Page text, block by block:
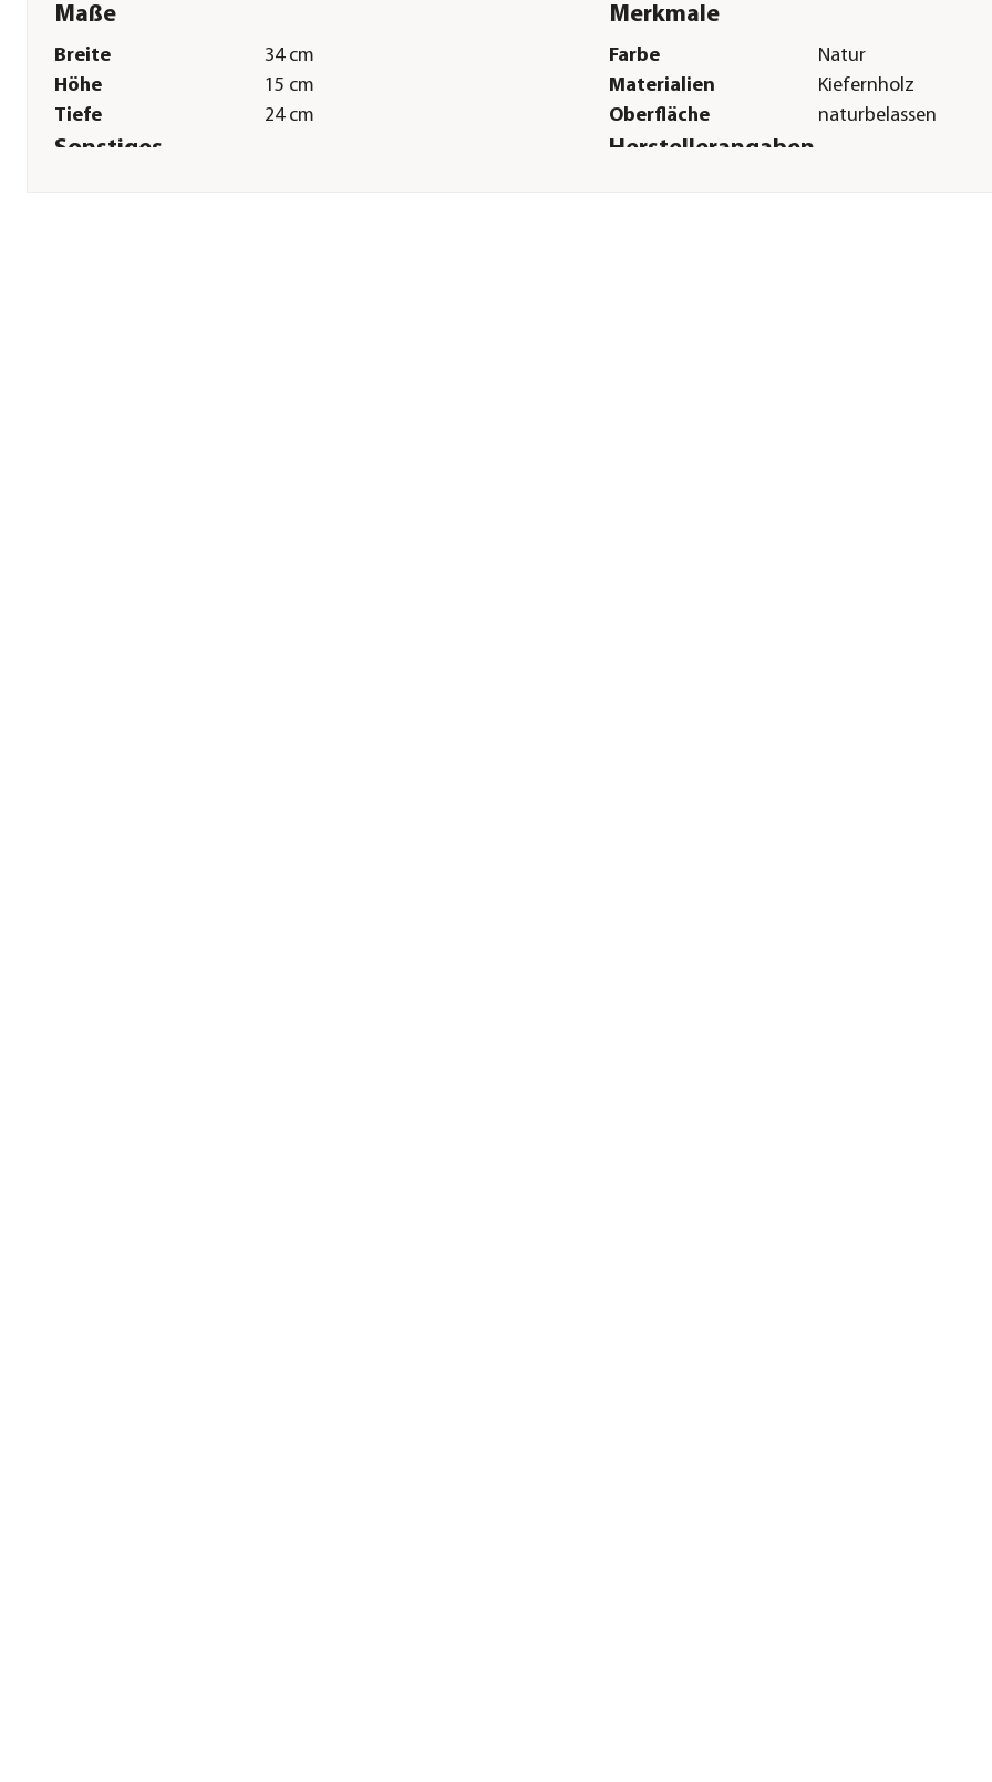
Maße
Breite
34 cm
Höhe
15 cm
Tiefe
24 cm
Merkmale
Farbe
Natur
Materialien
Kiefernholz
Oberfläche
naturbelassen
Sonstiges Herstellerangaben